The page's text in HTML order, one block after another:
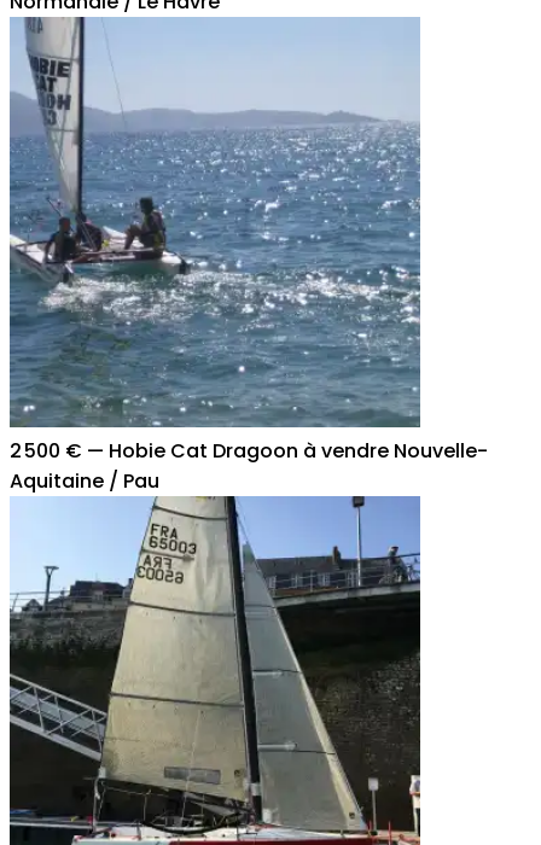
2 500 € — Hobie Cat Dragoon à vendre Nouvelle-
Aquitaine / Pau